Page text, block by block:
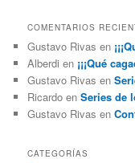
COMENTARIOS
Gustavo Rivas en
Alberdi en ¡¡¡Qué
Gustavo Rivas en
Ricardo enSeries de
Gustavo Rivas en
CATEGORÍAS